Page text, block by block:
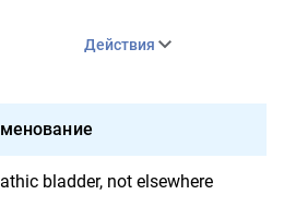
Действия
bladder, not elsewhere